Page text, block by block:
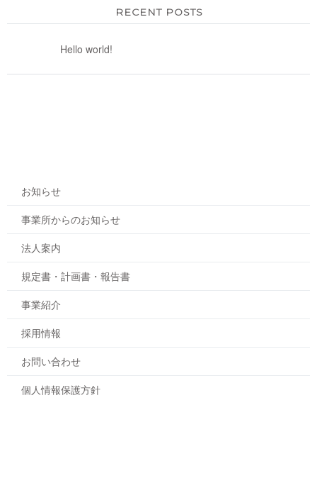
RECENT POSTS
Hello world!
お知らせ
事業所からのお知らせ
法人案内
規定書・計画書・報告書
事業紹介
採用情報
お問い合わせ
個人情報保護方針